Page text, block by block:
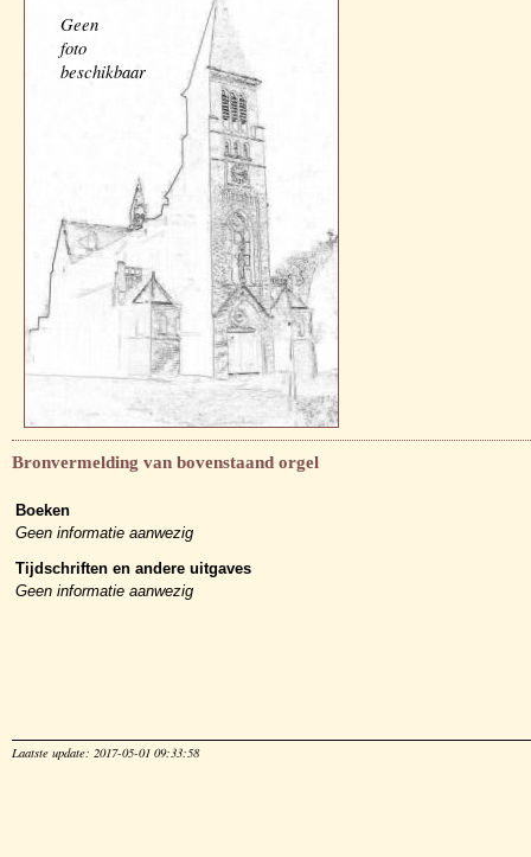
Geen
foto
beschikbaar
Bronvermelding van bovenstaand orgel
Boeken
Geen informatie aanwezig
Tijdschriften en andere uitgaves
Geen informatie aanwezig
Laatste update: 2017-05-01 09:33:58